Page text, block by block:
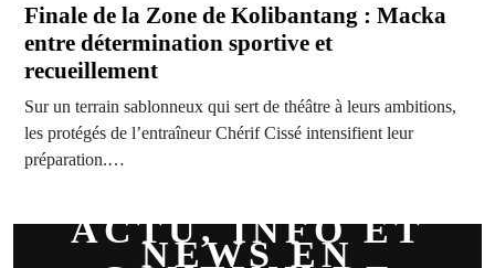
Finale de la Zone de Kolibantang : Macka
entre détermination sportive et
recueillement
Sur un terrain sablonneux qui sert de théâtre à leurs ambitions,
les protégés de l’entraîneur Chérif Cissé intensifient leur
préparation.…
ACTU, INFO ET
NEWS EN